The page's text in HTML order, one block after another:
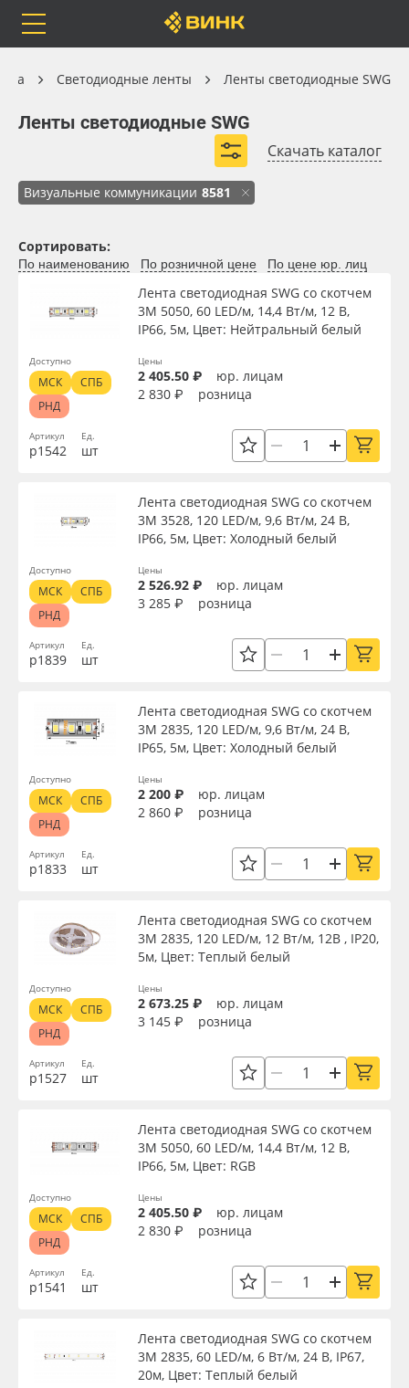
Каталог
Бренды
Доставка
Оплата
Сервис
Компания
Блог
Поставщикам
8 800 550 7888
Москва
Весь каталог
Самоклеящиеся плёнки
Листовые материалы
Чернила
Клей, скотчи и крепёж
Мобильные конструкции и POS-материалы
Профильные системы
Светотехника
Инженерные пластики
Упаковочные материалы
Оборудование и инструмент
Новинки ассортимента
Плёнка монтажная Oratape
ПЭТ листовой
ПЭТ бэклит
Вспененный ПВХ
Светодиодные ленты Ленты светодиодные SWG
Ленты светодиодные SWG
Скачать каталог
Визуальные коммуникации 8581
Светодиодные ленты
Ленты светодиодные SWG
Вид
Ширина, мм
Напряжение, В
Цветовая температура, K
Производитель
Доступность
Применить
Сбросить фильтр
Сортировать:
По наименованию По розничной цене По цене юр. лиц
Артикул
р1542
Лента светодиодная SWG со скотчем
3М 5050, 60 LED/м, 14,4 Вт/м, 12 В,
IP66, 5м, Цвет: Нейтральный белый
Ед.
шт
Цены
2 405.50 ₽
юр. лицам
2 830 ₽
розница
Доступно
МСК
СПБ
РНД
Артикул
р1839
Лента светодиодная SWG со скотчем
3М 3528, 120 LED/м, 9,6 Вт/м, 24 В,
IP66, 5м, Цвет: Холодный белый
Ед.
шт
Цены
2 526.92 ₽
юр. лицам
3 285 ₽
розница
Доступно
МСК
СПБ
РНД
Артикул
р1833
Лента светодиодная SWG со скотчем
3М 2835, 120 LED/м, 9,6 Вт/м, 24 В,
IP65, 5м, Цвет: Холодный белый
Ед.
шт
Цены
2 200 ₽
юр. лицам
2 860 ₽
розница
Доступно
МСК
СПБ
РНД
Артикул
р1527
Лента светодиодная SWG со скотчем
3М 2835, 120 LED/м, 12 Вт/м, 12В , IP20,
5м, Цвет: Теплый белый
Ед.
шт
Цены
2 673.25 ₽
юр. лицам
3 145 ₽
розница
Доступно
МСК
СПБ
РНД
Артикул
р1541
Лента светодиодная SWG со скотчем
3М 5050, 60 LED/м, 14,4 Вт/м, 12 В,
IP66, 5м, Цвет: RGB
Ед.
шт
Цены
2 405.50 ₽
юр. лицам
2 830 ₽
розница
Доступно
МСК
СПБ
РНД
Лента светодиодная SWG со скотчем
3М 2835, 60 LED/м, 6 Вт/м, 24 В, IP67,
20м, Цвет: Теплый белый